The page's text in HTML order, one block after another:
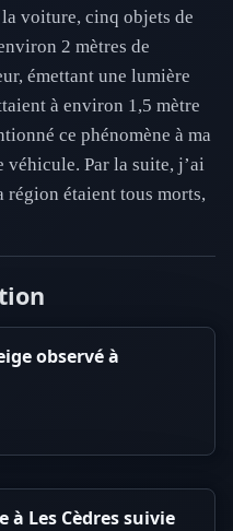
voiture, cinq objets de
2 mètres de
émettant une lumière
à environ 1,5 mètre
ce phénomène à ma
véhicule. Par la suite, j’ai
région étaient tous morts,
observé à
à Les Cèdres suivie